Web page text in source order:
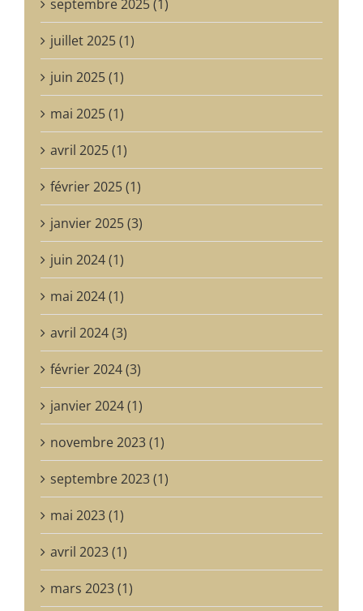
septembre 2025 (1)
juillet 2025 (1)
juin 2025 (1)
mai 2025 (1)
avril 2025 (1)
février 2025 (1)
janvier 2025 (3)
juin 2024 (1)
mai 2024 (1)
avril 2024 (3)
février 2024 (3)
janvier 2024 (1)
novembre 2023 (1)
septembre 2023 (1)
mai 2023 (1)
avril 2023 (1)
mars 2023 (1)